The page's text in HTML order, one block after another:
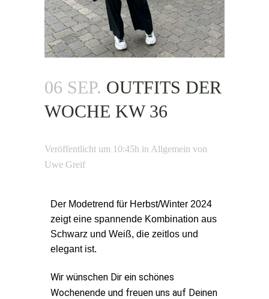
06 SEP. OUTFITS DER
WOCHE KW 36
Veröffentlicht um 10:45h in Allgemein von
Uwe Greif
Der Modetrend für Herbst/Winter 2024
zeigt eine spannende Kombination aus
Schwarz und Weiß, die zeitlos und
elegant ist.
Wir wünschen Dir ein schönes
Wochenende und freuen uns auf Deinen